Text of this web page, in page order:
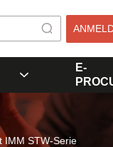
E-
IMM STW-Serie